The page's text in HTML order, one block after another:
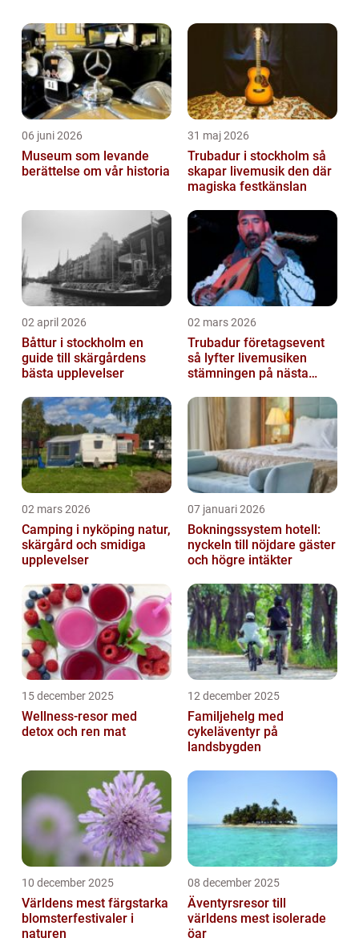
filmvisnin...
06 juni 2026
Museum som levande
berättelse om vår historia
31 maj 2026
Trubadur i stockholm så
skapar livemusik den där
magiska festkänslan
02 april 2026
Båttur i stockholm en
guide till skärgårdens
bästa upplevelser
02 mars 2026
Trubadur företagsevent
så lyfter livemusiken
stämningen på nästa
02 mars 2026
Camping i nyköping natur,
skärgård och smidiga
upplevelser
07 januari 2026
Bokningssystem hotell:
nyckeln till nöjdare gäster
och högre intäkter
15 december 2025
Wellness-resor med
detox och ren mat
12 december 2025
Familjehelg med
cykeläventyr på
landsbygden
10 december 2025
Världens mest färgstarka
blomsterfestivaler i
naturen
08 december 2025
Äventyrsresor till
världens mest isolerade
öar